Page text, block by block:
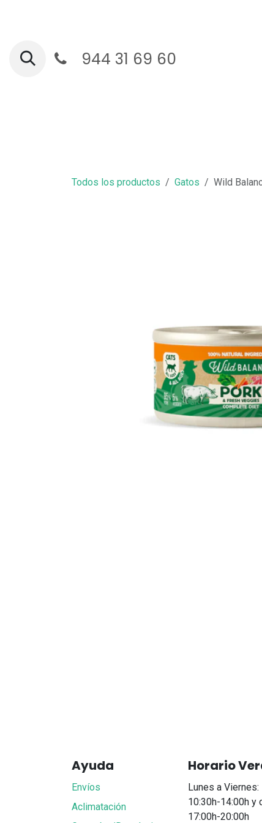
944 31 69 60
Todos los productos Gatos Wild
Ayuda
Envíos
Aclimatación
Horario
Lunes a Viernes:
10:30h-14:00h y
17:00h-20:00h